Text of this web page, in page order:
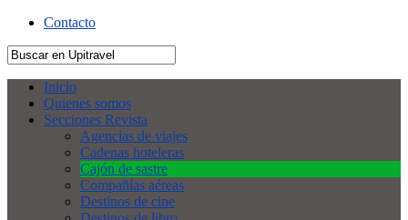
Contacto
Inicio
Quienes somos
Secciones Revista
Agencias de viajes
Cadenas hoteleras
Cajón de sastre
Compañías aéreas
Destinos de cine